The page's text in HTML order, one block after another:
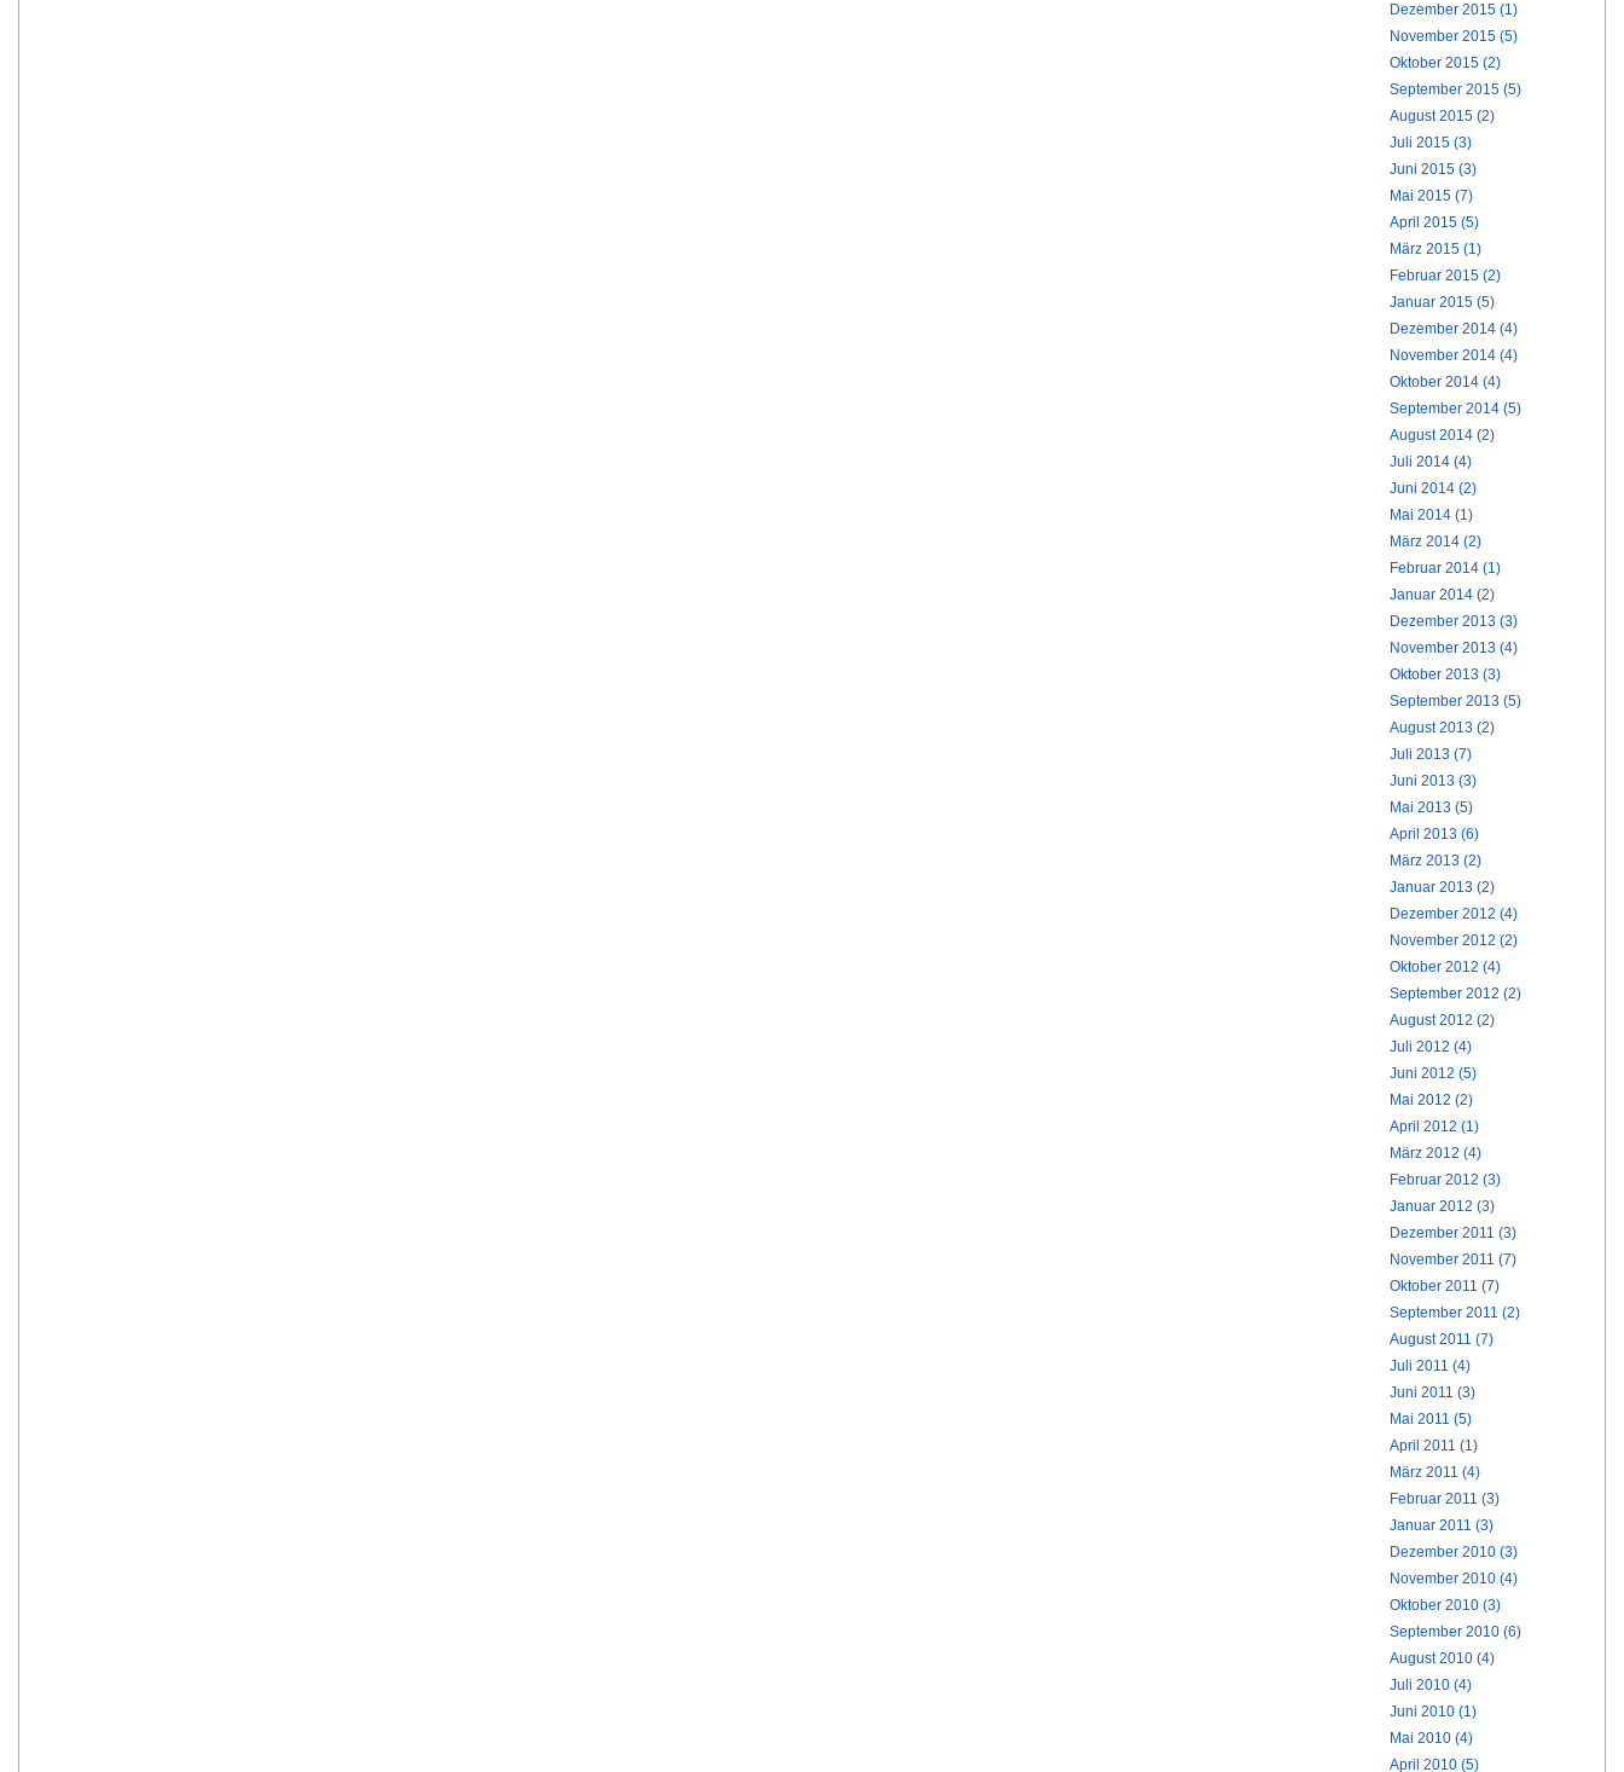
Dezember 2015 (1)
November 2015 (5)
Oktober 2015 (2)
September 2015 (5)
August 2015 (2)
Juli 2015 (3)
Juni 2015 (3)
Mai 2015 (7)
April 2015 (5)
März 2015 (1)
Februar 2015 (2)
Januar 2015 (5)
Dezember 2014 (4)
November 2014 (4)
Oktober 2014 (4)
September 2014 (5)
August 2014 (2)
Juli 2014 (4)
Juni 2014 (2)
Mai 2014 (1)
März 2014 (2)
Februar 2014 (1)
Januar 2014 (2)
Dezember 2013 (3)
November 2013 (4)
Oktober 2013 (3)
September 2013 (5)
August 2013 (2)
Juli 2013 (7)
Juni 2013 (3)
Mai 2013 (5)
April 2013 (6)
März 2013 (2)
Januar 2013 (2)
Dezember 2012 (4)
November 2012 (2)
Oktober 2012 (4)
September 2012 (2)
August 2012 (2)
Juli 2012 (4)
Juni 2012 (5)
Mai 2012 (2)
April 2012 (1)
März 2012 (4)
Februar 2012 (3)
Januar 2012 (3)
Dezember 2011 (3)
November 2011 (7)
Oktober 2011 (7)
September 2011 (2)
August 2011 (7)
Juli 2011 (4)
Juni 2011 (3)
Mai 2011 (5)
April 2011 (1)
März 2011 (4)
Februar 2011 (3)
Januar 2011 (3)
Dezember 2010 (3)
November 2010 (4)
Oktober 2010 (3)
September 2010 (6)
August 2010 (4)
Juli 2010 (4)
Juni 2010 (1)
Mai 2010 (4)
April 2010 (5)